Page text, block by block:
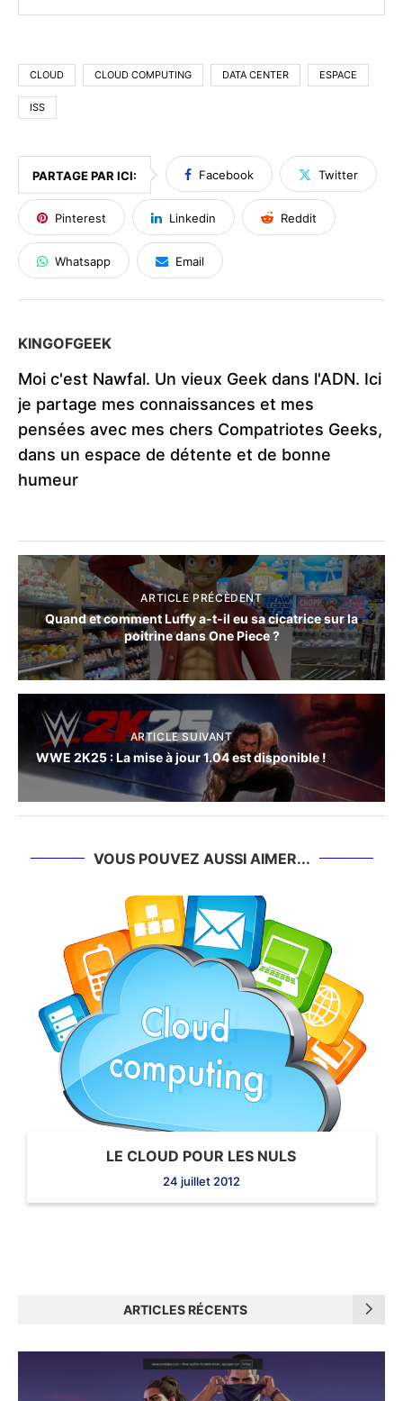
CLOUD CLOUD COMPUTING DATA CENTER ESPACE
ISS
PARTAGE PAR ICI: Facebook Twitter
Pinterest Linkedin Reddit
Whatsapp Email
KINGOFGEEK
Moi c'est Nawfal. Un vieux Geek dans l'ADN. Ici
je partage mes connaissances et mes
pensées avec mes chers Compatriotes Geeks,
dans un espace de détente et de bonne
humeur
ARTICLE PRÉCÈDENT
Quand et comment Luffy a-t-il eu sa cicatrice sur la
poitrine dans One Piece ?
ARTICLE SUIVANT
WWE 2K25 : La mise à jour 1.04 est disponible !
VOUS POUVEZ AUSSI AIMER...
LE CLOUD POUR LES NULS
24 juillet 2012
ARTICLES RÉCENTS